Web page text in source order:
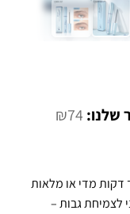
₪74 המחיר
₪74.
דקות מדי או מלאות
לצמיחת גבות –